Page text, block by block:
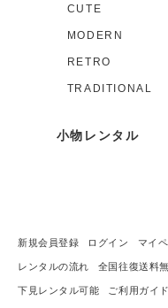
CUTE
MODERN
RETRO
TRADITIONAL
小物レンタル
新規会員登録 ログイン マイ
レンタルの流れ 全国往復送料
下見レンタル可能 ご利用ガイド